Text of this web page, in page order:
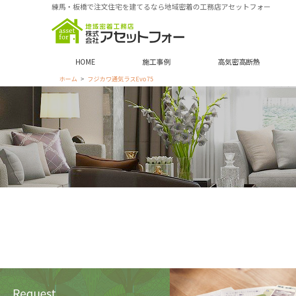
練馬・板橋で注文住宅を建てるなら地域密着の工務店アセットフォー
HOME 施工事例 高気密高断熱
ホーム フジカワ通気ラスEvo75